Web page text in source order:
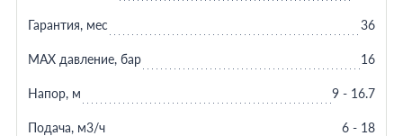
Гарантия, мес 36
MAX давление, бар 16
Напор, м 9 - 16.7
Подача, м3/ч 6 - 18